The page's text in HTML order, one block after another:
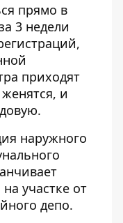
прямо в
3 недели
,
приходят
и
наружного
участке от
депо.